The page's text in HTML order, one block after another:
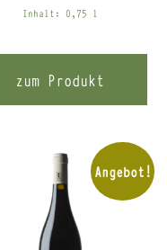
Inhalt: 0,75 l
zum Produkt
Angebot!